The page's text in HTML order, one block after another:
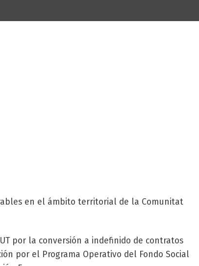
en el ámbito territorial de la Comunitat
por la conversión a indefinido de contratos
por el Programa Operativo del Fondo Social